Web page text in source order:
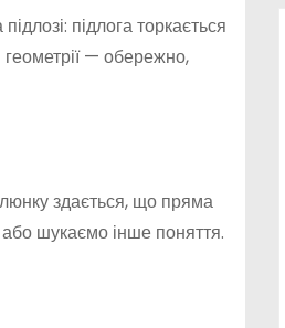
підлога торкається
— обережно,
здається, що пряма
шукаємо інше поняття.